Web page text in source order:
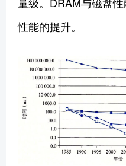
性能的提升。